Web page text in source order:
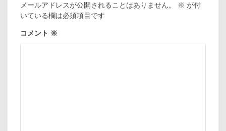
メールアドレスが公開されることはありません。 ※ が付
いている欄は必須項目です
コメント ※